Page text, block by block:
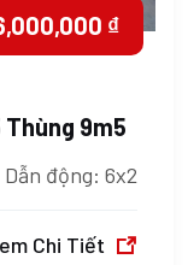
₫
Thùng 9m5
Dẫn động: 6x2
Chi Tiết